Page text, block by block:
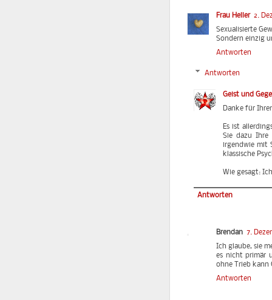
Frau Heller 2.
Sexualisierte
Sondern einzig
Antworten
Antworten
Geist und
Danke für
Es ist
Sie dazu Ihre
irgendwie mit
klassische
Wie gesagt:
Antworten
Brendan 7.
Ich glaube, sie
es nicht primär
ohne Trieb kann
Antworten